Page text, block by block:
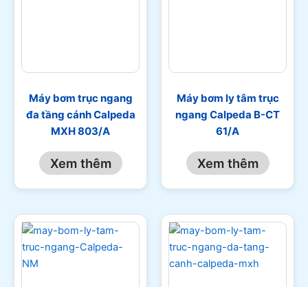
Máy bơm trục ngang
đa tầng cánh Calpeda
MXH 803/A
Xem thêm
Máy bơm ly tâm trục
ngang Calpeda B-CT
61/A
Xem thêm